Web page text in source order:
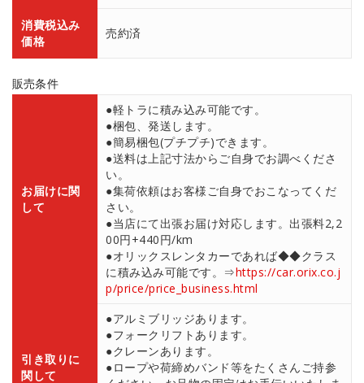
消費税込み
価格
売約済
販売条件
お届けに関
して
●軽トラに積み込み可能です。
●梱包、発送します。
●簡易梱包(プチプチ)できます。
●送料は上記寸法からご自身でお調べくださ
い。
●集荷依頼はお客様ご自身でおこなってくだ
さい。
●当店にて出張お届け対応します。出張料2,2
00円+440円/km
●オリックスレンタカーであれば◆◆クラス
に積み込み可能です。⇒https://car.orix.co.j
p/price/price_business.html
引き取りに
関して
●アルミブリッジあります。
●フォークリフトあります。
●クレーンあります。
●ロープや荷締めバンド等をたくさんご持参